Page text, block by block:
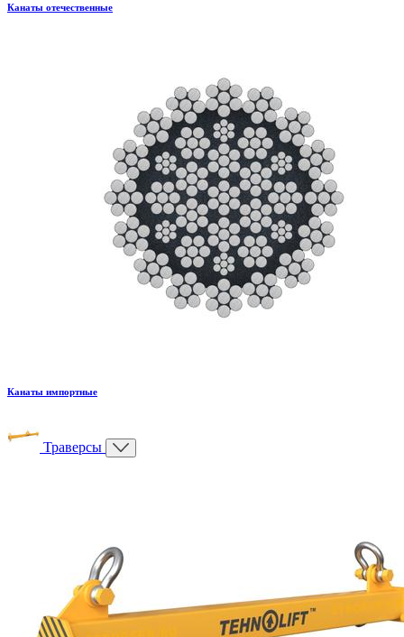
Канаты отечественные
Канаты импортные
Траверсы